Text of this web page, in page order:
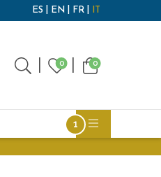
ES EN FR IT
0 0